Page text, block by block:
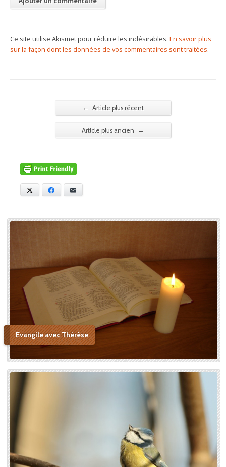
Ce site utilise Akismet pour réduire les indésirables. En savoir plus
sur la façon dont les données de vos commentaires sont traitées.
← Article plus récent
Artlcle plus ancien →
Facebook
Evangile avec Thérèse